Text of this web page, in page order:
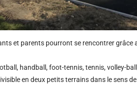
et parents pourront se rencontrer
handball, foot-tennis, tennis, volley-
en deux petits terrains dans le sens